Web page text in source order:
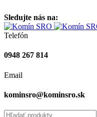
Sledujte nás na:
Telefón
0948 267 814
Email
kominsro@kominsro.sk